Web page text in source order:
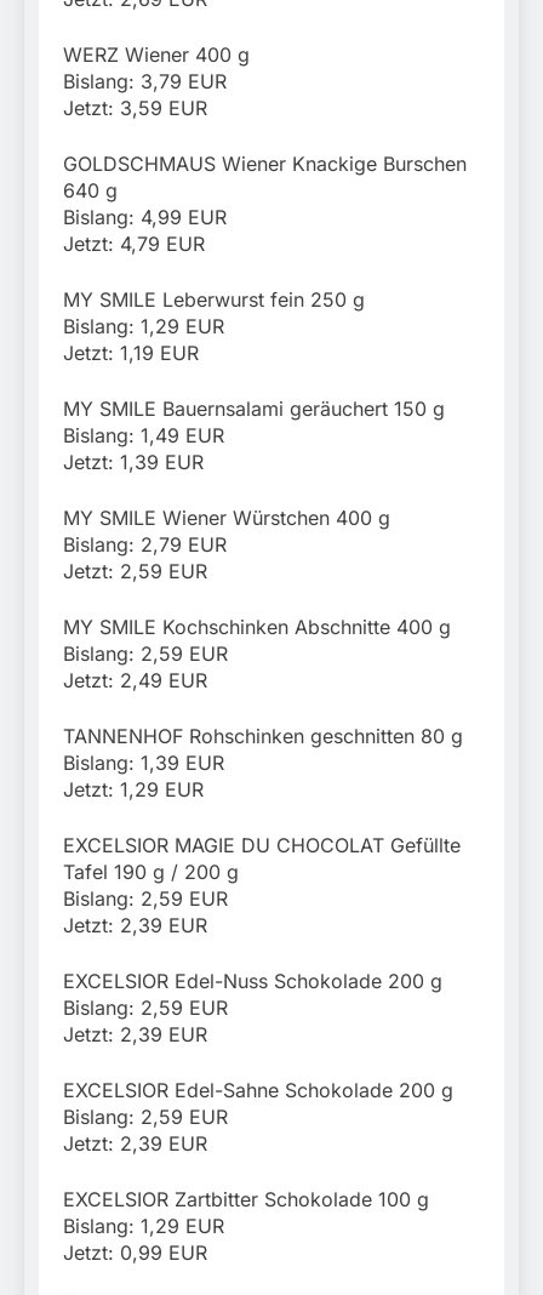
WERZ Wiener 400 g
Bislang: 3,79 EUR
Jetzt: 3,59 EUR
GOLDSCHMAUS Wiener Knackige Burschen
640 g
Bislang: 4,99 EUR
Jetzt: 4,79 EUR
MY SMILE Leberwurst fein 250 g
Bislang: 1,29 EUR
Jetzt: 1,19 EUR
MY SMILE Bauernsalami geräuchert 150 g
Bislang: 1,49 EUR
Jetzt: 1,39 EUR
MY SMILE Wiener Würstchen 400 g
Bislang: 2,79 EUR
Jetzt: 2,59 EUR
MY SMILE Kochschinken Abschnitte 400 g
Bislang: 2,59 EUR
Jetzt: 2,49 EUR
TANNENHOF Rohschinken geschnitten 80 g
Bislang: 1,39 EUR
Jetzt: 1,29 EUR
EXCELSIOR MAGIE DU CHOCOLAT Gefüllte
Tafel 190 g / 200 g
Bislang: 2,59 EUR
Jetzt: 2,39 EUR
EXCELSIOR Edel-Nuss Schokolade 200 g
Bislang: 2,59 EUR
Jetzt: 2,39 EUR
EXCELSIOR Edel-Sahne Schokolade 200 g
Bislang: 2,59 EUR
Jetzt: 2,39 EUR
EXCELSIOR Zartbitter Schokolade 100 g
Bislang: 1,29 EUR
Jetzt: 0,99 EUR